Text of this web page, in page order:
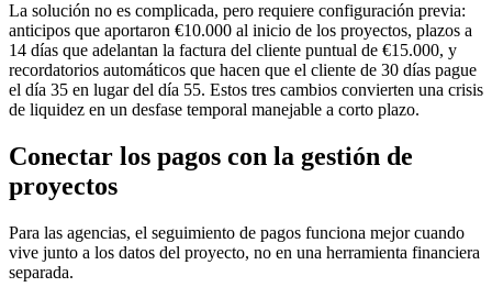
La solución no es complicada, pero requiere configuración previa:
anticipos que aportaron €10.000 al inicio de los proyectos, plazos a
14 días que adelantan la factura del cliente puntual de €15.000, y
recordatorios automáticos que hacen que el cliente de 30 días pague
el día 35 en lugar del día 55. Estos tres cambios convierten una crisis
de liquidez en un desfase temporal manejable a corto plazo.
Conectar los pagos con la gestión de
proyectos
Para las agencias, el seguimiento de pagos funciona mejor cuando
vive junto a los datos del proyecto, no en una herramienta financiera
separada.